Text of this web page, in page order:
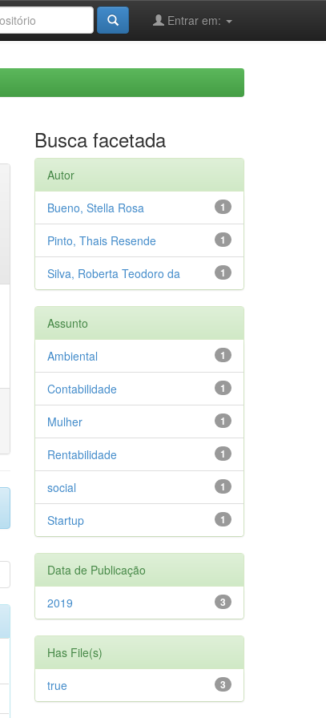
Entrar em:
Busca facetada
Autor
1
Bueno, Stella Rosa
1
Pinto, Thais Resende
1
Silva, Roberta Teodoro da
Assunto
1
Ambiental
1
Contabilidade
1
Mulher
1
Rentabilidade
1
social
1
Startup
Data de Publicação
3
2019
Has File(s)
3
true